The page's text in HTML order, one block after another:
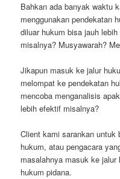
Bahkan ada banyak waktu
menggunakan pendekatan
diluar hukum bisa jauh
misalnya? Musyawarah?
Jikapun masuk ke jalur
melompat ke pendekatan
mencoba menganalisis
lebih efektif misalnya?
Client kami sarankan untuk
hukum, atau pengacara
masalahnya masuk ke
hukum pidana.